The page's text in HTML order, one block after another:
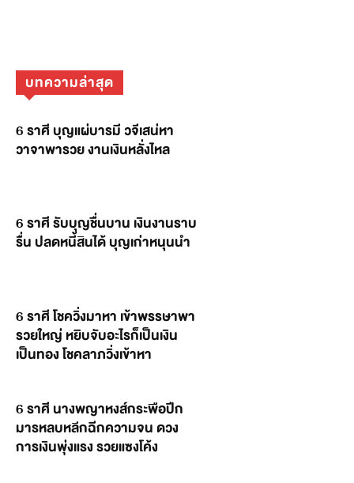
บทความล่าสุด
6 ราศี บุญแผ่บารมี วจีเสน่หา
วาจาพารวย งานเงินหลั่งไหล
6 ราศี รับบุญชื่นบาน เงินงานราบ
รื่น ปลดหนี้สินได้ บุญเก่าหนุนนำ
6 ราศี โชควิ่งมาหา เข้าพรรษาพา
รวยใหญ่ หยิบจับอะไรก็เป็นเงิน
เป็นทอง โชคลาภวิ่งเข้าหา
6 ราศี นางพญาหงส์กระพือปีก
มารหลบหลีกฉีกความจน ดวง
การเงินพุ่งแรง รวยแซงโค้ง